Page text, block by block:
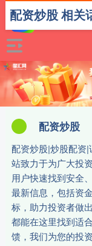
配资炒股
配资炒股|炒股配资
站致力于为广大投
用户快速找到安全
最新信息，包括资
标，助力投资者做
都能在这里找到适
馈，我们为您的投
配资炒股 相关